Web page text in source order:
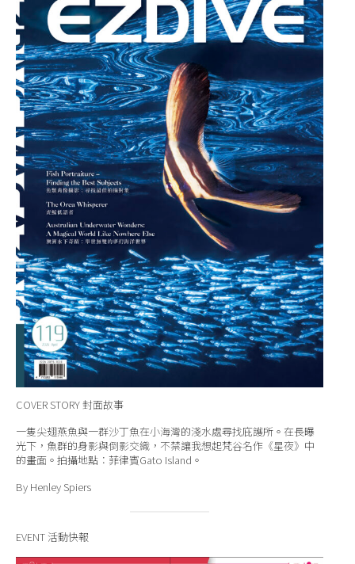
COVER STORY 封面故事
一隻尖翅燕魚與一群沙丁魚在小海灣的淺水處尋找庇護所。在長曝
光下，魚群的身影與倒影交織，不禁讓我想起梵谷名作《星夜》中
的畫面。拍攝地點：菲律賓Gato Island。
By Henley Spiers
EVENT 活動快報